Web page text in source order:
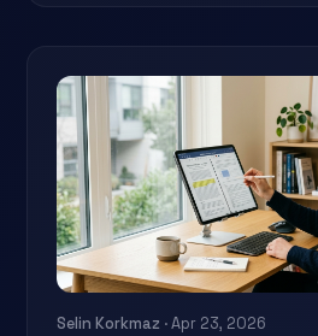
Selin Korkmaz · Apr 23, 2026